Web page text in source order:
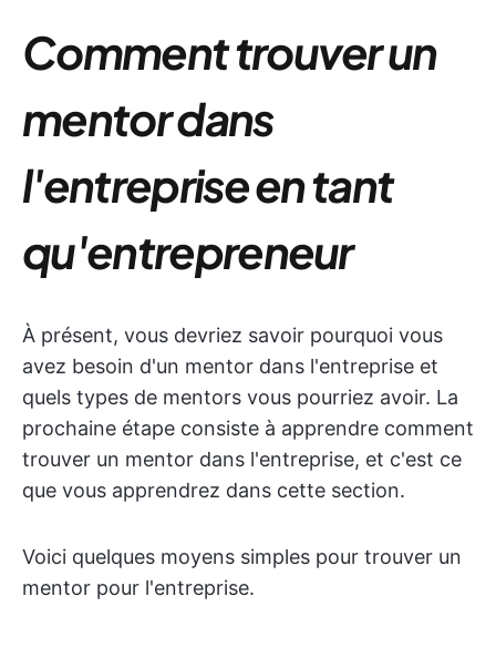
Comment trouver un
mentor dans
l'entreprise en tant
qu'entrepreneur
À présent, vous devriez savoir pourquoi vous
avez besoin d'un mentor dans l'entreprise et
quels types de mentors vous pourriez avoir. La
prochaine étape consiste à apprendre comment
trouver un mentor dans l'entreprise, et c'est ce
que vous apprendrez dans cette section.
Voici quelques moyens simples pour trouver un
mentor pour l'entreprise.